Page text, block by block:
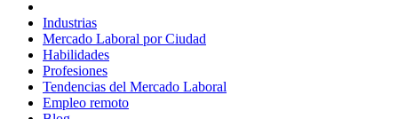
Industrias
Mercado Laboral por Ciudad
Habilidades
Profesiones
Tendencias del Mercado Laboral
Empleo remoto